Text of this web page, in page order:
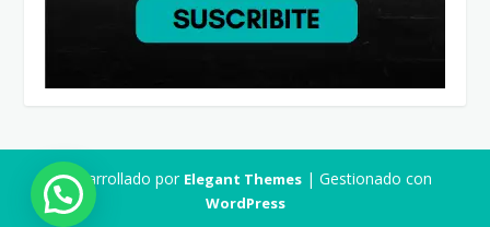
Desarrollado por Elegant Themes| Gestionado con
WordPress